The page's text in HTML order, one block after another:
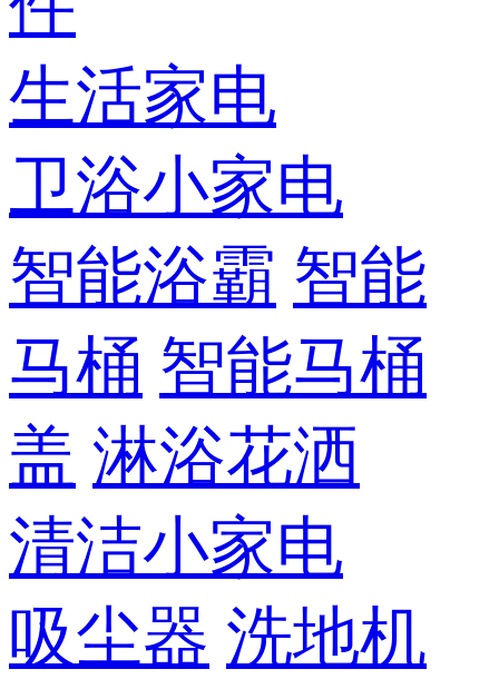
生活家电
卫浴小家电
智能浴霸 智能
马桶 智能马桶
盖 淋浴花洒
清洁小家电
吸尘器 洗地机